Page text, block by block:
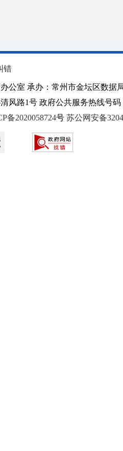
错
公室 承办：常州市金坛区数据
风路1号 政府公共服务热线号码
备2020058724号 苏公网安备